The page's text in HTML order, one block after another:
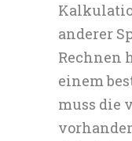
anderer
Rechnen
einem
muss die